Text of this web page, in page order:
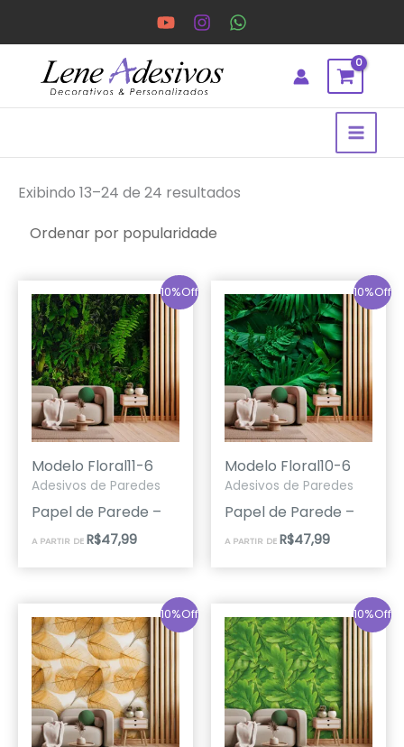
conteúdo
Exibindo 13–24 de 24 resultados
10%Off
Modelo Floral11-6
Adesivos de Paredes
Papel de Parede –
A PARTIR DE R$47,99
10%Off
Modelo Floral10-6
Adesivos de Paredes
Papel de Parede –
A PARTIR DE R$47,99
10%Off 10%Off